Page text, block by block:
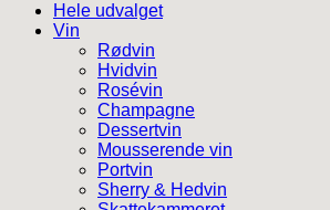
Hele udvalget
Vin
Rødvin
Hvidvin
Rosévin
Champagne
Dessertvin
Mousserende vin
Portvin
Sherry & Hedvin